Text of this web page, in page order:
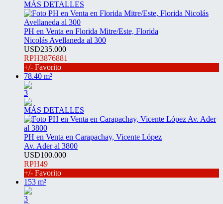
MÁS DETALLES
PH en Venta en Florida Mitre/Este, Florida
Nicolás Avellaneda al 300
USD235.000
RPH3876881
+/- Favorito
78.40 m²
3
MÁS DETALLES
PH en Venta en Carapachay, Vicente López
Av. Ader al 3800
USD100.000
RPH49
+/- Favorito
153 m²
3